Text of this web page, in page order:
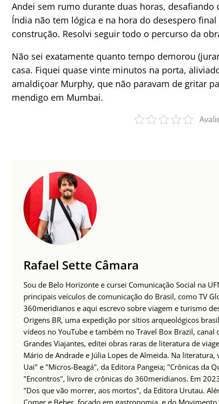
Andei sem rumo durante duas horas,
Índia não tem lógica e na hora do desespero
construção. Resolvi seguir todo o percurso da
Não sei exatamente quanto tempo demorou
casa. Fiquei quase vinte minutos na porta,
amaldiçoar Murphy, que não paravam de gritar
mendigo em Mumbai.
Rafael Sette Câmara
Sou de Belo Horizonte e cursei Comunicação Social na
principais veículos de comunicação do Brasil, como TV
360meridianos e aqui escrevo sobre viagem e turismo
Origens BR, uma expedição por sítios arqueológicos
vídeos no YouTube e também no Travel Box Brazil,
Grandes Viajantes, editei obras raras de literatura de
Mário de Andrade e Júlia Lopes de Almeida. Na
Uai" e "Micros-Beagá", da Editora Pangeia; "Crônicas da
"Encontros", livro de crônicas do 360meridianos. Em
"Dos que vão morrer, aos mortos", da Editora Urutau.